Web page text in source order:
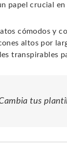
papel crucial
cómodos y
altos por
transpirables
tus